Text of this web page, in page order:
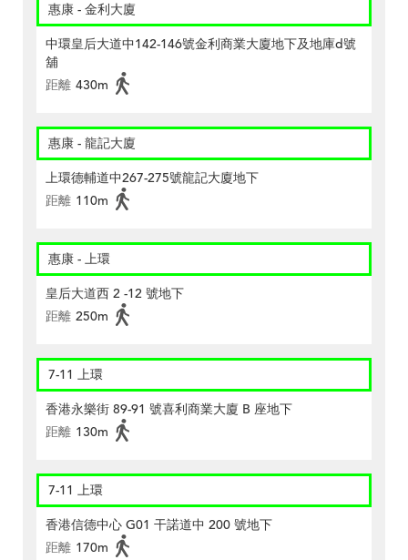
惠康 - 金利大廈
中環皇后大道中142-146號金利商業大廈地下及地庫d號
舖
距離 430m
惠康 - 龍記大廈
上環德輔道中267-275號龍記大廈地下
距離 110m
惠康 - 上環
皇后大道西 2 -12 號地下
距離 250m
7-11 上環
香港永樂街 89-91 號喜利商業大廈 B 座地下
距離 130m
7-11 上環
香港信德中心 G01 干諾道中 200 號地下
距離 170m